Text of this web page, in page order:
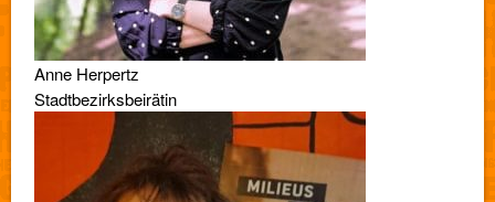
Anne Herpertz
Stadtbezirksbeirätin